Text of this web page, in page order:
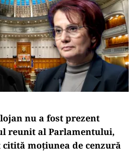
nu a fost prezent
reunit al Parlamentului,
citită moțiunea de cenzură